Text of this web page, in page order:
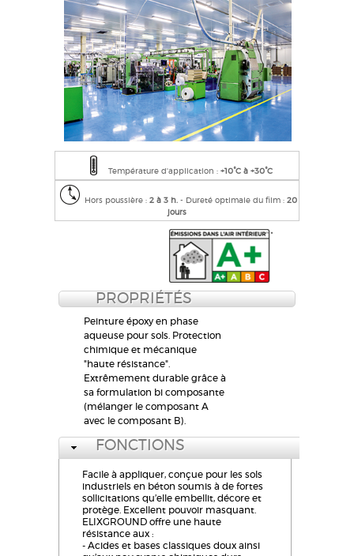
Température d'application : +10°C à +30°C
Hors poussière : 2 à 3 h.- Dureté optimale du film : 20
jours​
PROPRIÉTÉS
Peinture époxy en phase
aqueuse pour sols. Protection
chimique et mécanique
"haute résistance".
Extrêmement durable grâce à
sa formulation bi composante
(mélanger le composant A
avec le composant B).
FONCTIONS
Facile à appliquer, conçue pour les sols
industriels en béton soumis à de fortes
sollicitations qu’elle embellit, décore et
protège. Excellent pouvoir masquant.
ELIXGROUND offre une haute
résistance aux :
- Acides et bases classiques doux ainsi